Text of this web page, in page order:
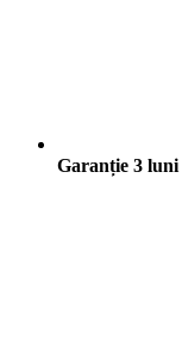
Garanție 3 luni